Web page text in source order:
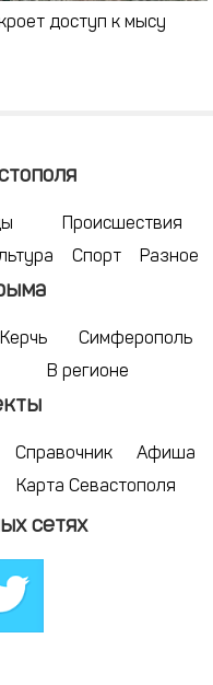
доступ к мысу
Происшествия
Спорт Разное
Керчь
Симферополь
В регионе
Справочник
Афиша
Карта Севастополя
сетях